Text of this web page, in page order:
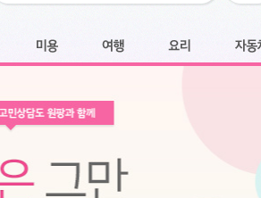
2026-01-28
2026-01-07
2025-11-12
2025-11-12